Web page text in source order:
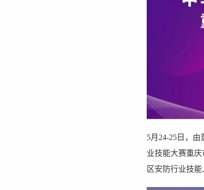
5月24-25日，
业技能大赛重
区安防行业技